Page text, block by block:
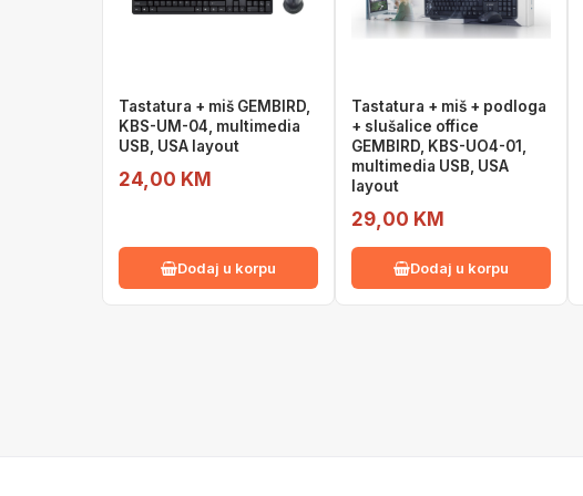
Tastatura + miš GEMBIRD,
KBS-UM-04, multimedia
USB, USA layout
24,00 KM
Dodaj u korpu
Tastatura + miš + podloga
+ slušalice office
GEMBIRD, KBS-UO4-01,
multimedia USB, USA
layout
29,00 KM
Dodaj u korpu